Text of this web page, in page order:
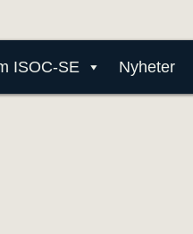
ISOC-SE Nyheter